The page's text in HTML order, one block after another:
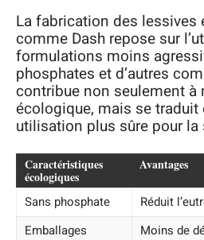
La fabrication des lessives
comme Dash repose sur
formulations moins
phosphates et d’autres
contribue non seulement à
écologique, mais se
utilisation plus sûre pour la
Caractéristiques
écologiques
Avantages
Sans phosphate
Réduit
Emballages
Moins de